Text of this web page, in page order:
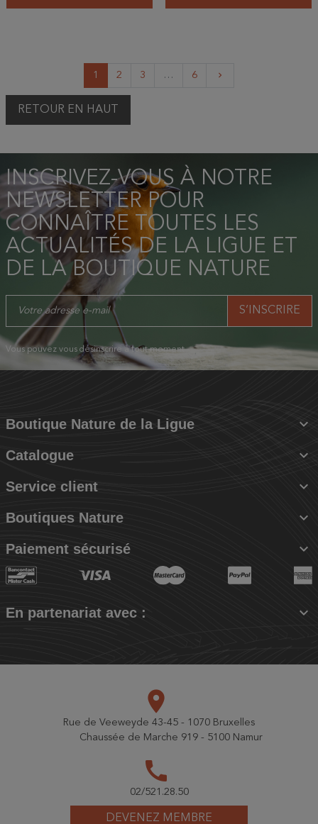
1 2 3 … 6 keyboard_arrow_right
RETOUR EN HAUT
INSCRIVEZ-VOUS À NOTRE
NEWSLETTER POUR
CONNAÎTRE TOUTES LES
ACTUALITÉS DE LA LIGUE ET
DE LA BOUTIQUE NATURE
Vous pouvez vous désinscrire à tout moment.
Boutique Nature de la Ligue 
Catalogue 
Service client 
Boutiques Nature 
Paiement sécurisé 
En partenariat avec : 
DEVENEZ MEMBRE
place
Rue de Veeweyde 43-45 - 1070 Bruxelles
Chaussée de Marche 919 - 5100 Namur
call
02/521.28.50